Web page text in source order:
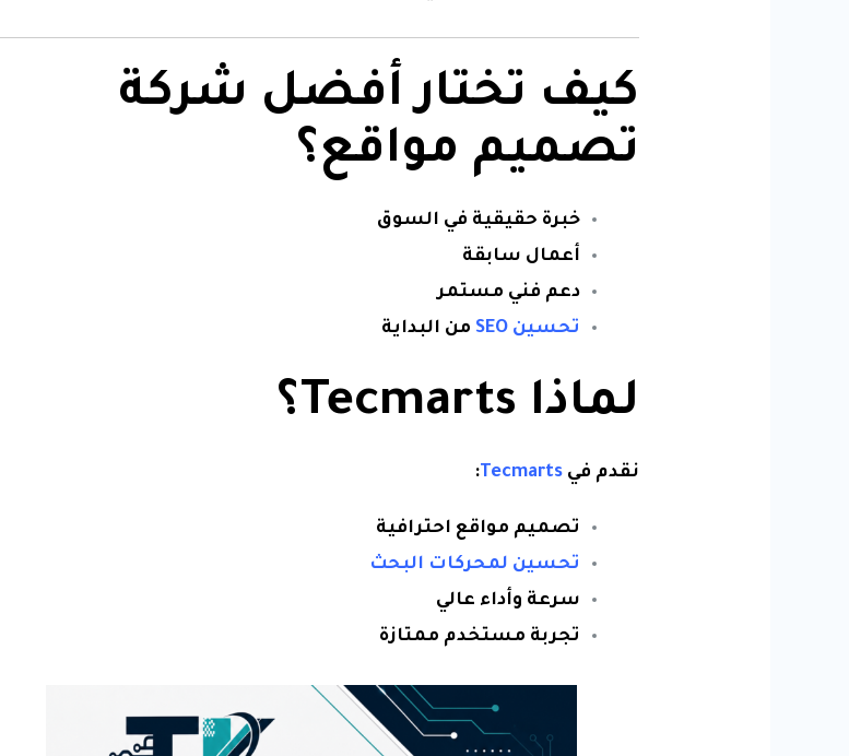
كيف تختار أفضل شركة
تصميم مواقع؟
خبرة حقيقية في السوق
أعمال سابقة
دعم فني مستمر
تحسين SEO
من البداية
لماذا Tecmarts؟
نقدم فيTecmarts
:
تصميم مواقع احترافية
تحسين لمحركات البحث
سرعة وأداء عالي
تجربة مستخدم ممتازة